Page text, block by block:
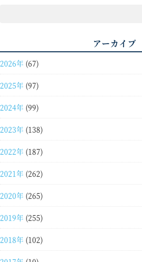
アーカイブ
2026年 (67)
2025年 (97)
2024年 (99)
2023年 (138)
2022年 (187)
2021年 (262)
2020年 (265)
2019年 (255)
2018年 (102)